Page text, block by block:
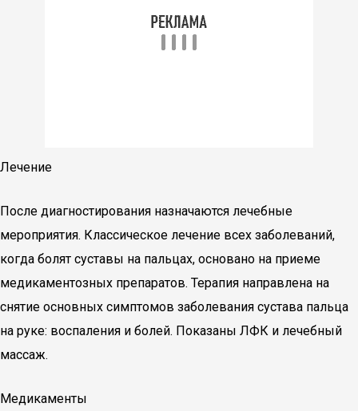
Лечение
После диагностирования назначаются лечебные
мероприятия. Классическое лечение всех заболеваний,
когда болят суставы на пальцах, основано на приеме
медикаментозных препаратов. Терапия направлена на
снятие основных симптомов заболевания сустава пальца
на руке: воспаления и болей. Показаны ЛФК и лечебный
массаж.
Медикаменты